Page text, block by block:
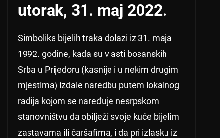
utorak, 31. maj 2022.
Simbolika bijelih traka dolazi iz 31. maja
1992. godine, kada su vlasti bosanskih
Srba u Prijedoru (kasnije i u nekim drugim
mjestima) izdale naredbu putem lokalnog
radija kojom se naređuje nesrpskom
stanovništvu da obilježi svoje kuće bijelim
zastavama ili čaršafima, i da pri izlasku iz